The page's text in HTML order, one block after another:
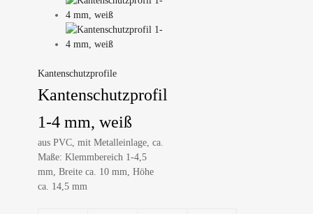
Kantenschutzprofile
Kantenschutzprofil
1-4 mm, weiß
aus PVC, mit Metalleinlage, ca.
Maße: Klemmbereich 1-4,5
mm, Breite ca. 10 mm, Höhe
ca. 14,5 mm